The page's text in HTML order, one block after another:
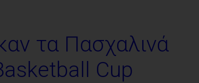
τα Πασχαλινά
Cup